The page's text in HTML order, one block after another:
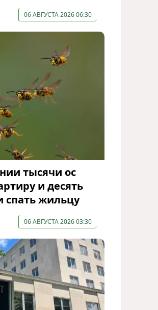
06 АВГУСТА 2026 06:30
тысячи ос
и десять
спать жильцу
06 АВГУСТА 2026 03:30